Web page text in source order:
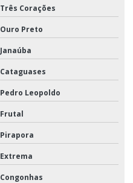
Três Corações
Ouro Preto
Janaúba
Cataguases
Pedro Leopoldo
Frutal
Pirapora
Extrema
Congonhas